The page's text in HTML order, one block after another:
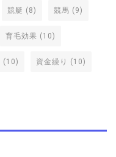
競艇 (8) 競馬 (9)
育毛効果 (10)
(10) 資金繰り (10)